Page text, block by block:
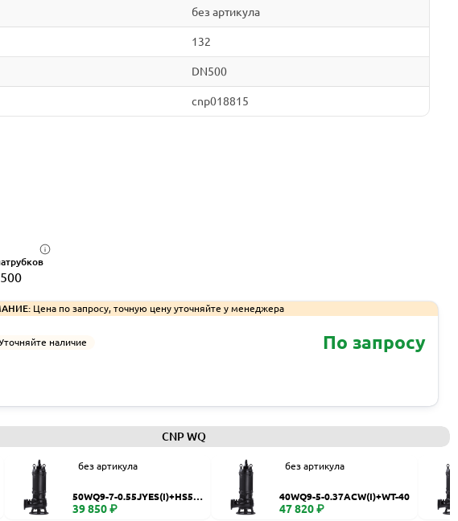
без артикула
132
DN500
cnp018815
Цена по запросу, точную цену уточняйте у менеджера
наличие По запросу
CNP WQ
без артикула
50WQ9-7-0.55JYES(I)+HS50
WQ
39 850 ₽
без артикула
40WQ9-5-0.37ACW(I)+WT-40
47 820 ₽